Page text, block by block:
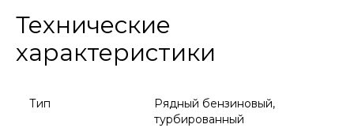
Технические
характеристики
Тип
Рядный бензиновый,
турбированный